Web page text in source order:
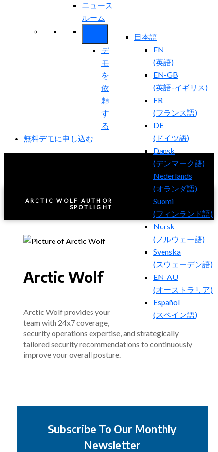
ニュース
ルーム
日本語
EN
(英語)
EN-GB
(英語-イギリス)
FR
(フランス語)
DE
( ドイツ語)
Dansk
(デンマーク語)
Nederlands
(オランダ語)
Suomi
(フィンランド語)
Norsk
( ノルウェー語)
Svenska
(スウェーデン語)
EN-AU
(オーストラリア)
Español
(スペイン語)
デ
モ
を
依
頼
す
る
無料デモに申し込む
ARCTIC WOLF AUTHOR
SPOTLIGHT
Arctic Wolf
Arctic Wolf provides your
team with 24x7 coverage,
security operations expertise, and strategically
tailored security recommendations to continuously
improve your overall posture.
Subscribe To Our Monthly
Newsletter